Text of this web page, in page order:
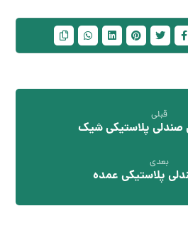
قبلی
صندلی پلاستیکی شیک
بعدی
پلاستیکی عمده